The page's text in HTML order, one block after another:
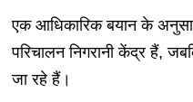
एक आधिकारिक बयान के
परिचालन निगरानी केंद्र हैं,
जा रहे हैं।